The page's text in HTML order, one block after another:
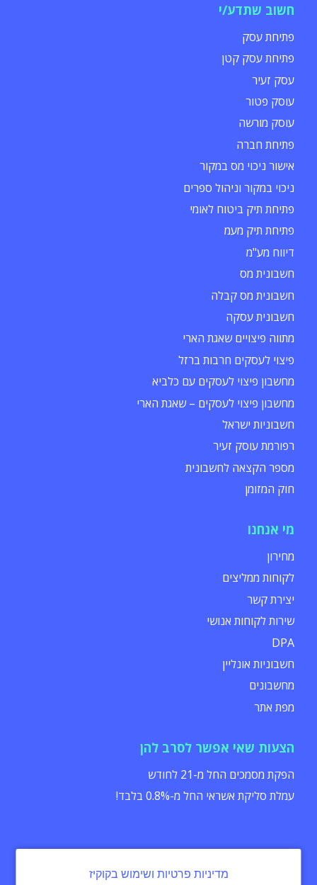
חשוב שתדע/י
פתיחת עסק
פתיחת עסק קטן
עסק זעיר
עוסק פטור
עוסק מורשה
פתיחת חברה
אישור ניכוי מס במקור
ניכוי במקור וניהול ספרים
פתיחת תיק ביטוח לאומי
פתיחת תיק מעמ
דיווח מע"מ
חשבונית מס
חשבונית מס קבלה
חשבונית עסקה
מתווה פיצויים שאגת הארי
פיצוי לעסקים חרבות ברזל
מחשבון פיצוי לעסקים עם כלביא
מחשבון פיצוי לעסקים – שאגת הארי
חשבוניות ישראל
רפורמת עוסק זעיר
מספר הקצאה לחשבונית
חוק המזומן
מי אנחנו
מחירון
לקוחות ממליצים
יצירת קשר
שירות לקוחות אנושי
DPA
חשבוניות אונליין
מחשבונים
מפת אתר
הצעות שאי אפשר לסרב להן
הפקת מסמכים החל מ-21 לחודש
עמלת סליקת אשראי החל מ-0.8% בלבד!
מדיניות פרטיות ושימוש בקוקיז